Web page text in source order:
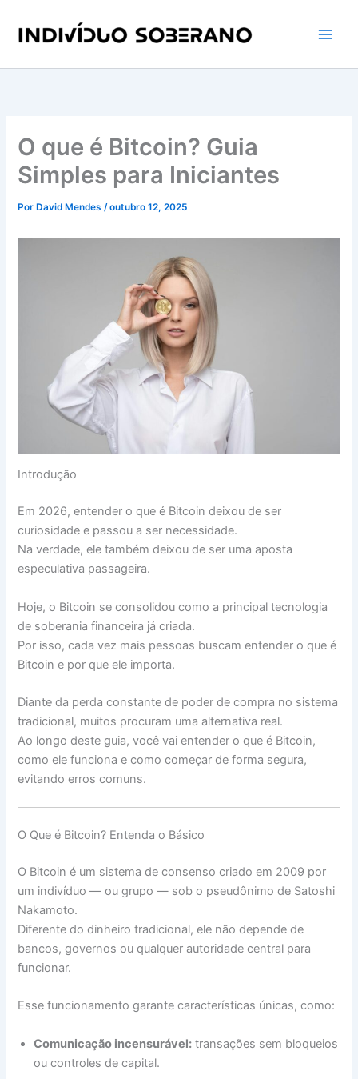
para
conteúdo
O que é Bitcoin? Guia
Simples para Iniciantes
Por David Mendes/outubro 12, 2025
Introdução
Em 2026, entender o que é Bitcoin deixou de ser
curiosidade e passou a ser necessidade.
Na verdade, ele também deixou de ser uma aposta
especulativa passageira.
Hoje, o Bitcoin se consolidou como a principal tecnologia
de soberania financeira já criada.
Por isso, cada vez mais pessoas buscam entender o que é
Bitcoin e por que ele importa.
Diante da perda constante de poder de compra no sistema
tradicional, muitos procuram uma alternativa real.
Ao longo deste guia, você vai entender o que é Bitcoin,
como ele funciona e como começar de forma segura,
evitando erros comuns.
O Que é Bitcoin? Entenda o Básico
O Bitcoin é um sistema de consenso criado em 2009 por
um indivíduo — ou grupo — sob o pseudônimo de Satoshi
Nakamoto.
Diferente do dinheiro tradicional, ele não depende de
bancos, governos ou qualquer autoridade central para
funcionar.
Esse funcionamento garante características únicas, como:
Comunicação incensurável: transações sem bloqueios
ou controles de capital.